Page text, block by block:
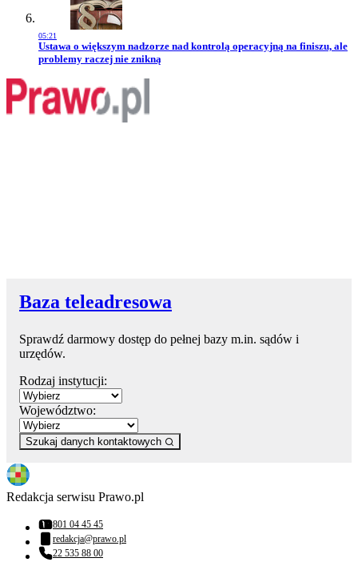
05:21
Przejdź do artykułu:
Ustawa o większym nadzorze nad kontrolą operacyjną na finiszu, ale
problemy raczej nie znikną
Baza teleadresowa
Sprawdź darmowy dostęp do pełnej bazy m.in. sądów i
urzędów.
Rodzaj instytucji:
Województwo:
Szukaj danych kontaktowych
Redakcja serwisu Prawo.pl
Numer telefonu:
801 04 45 45
Adres email:
redakcja@prawo.pl
Numer telefonu:
22 535 88 00